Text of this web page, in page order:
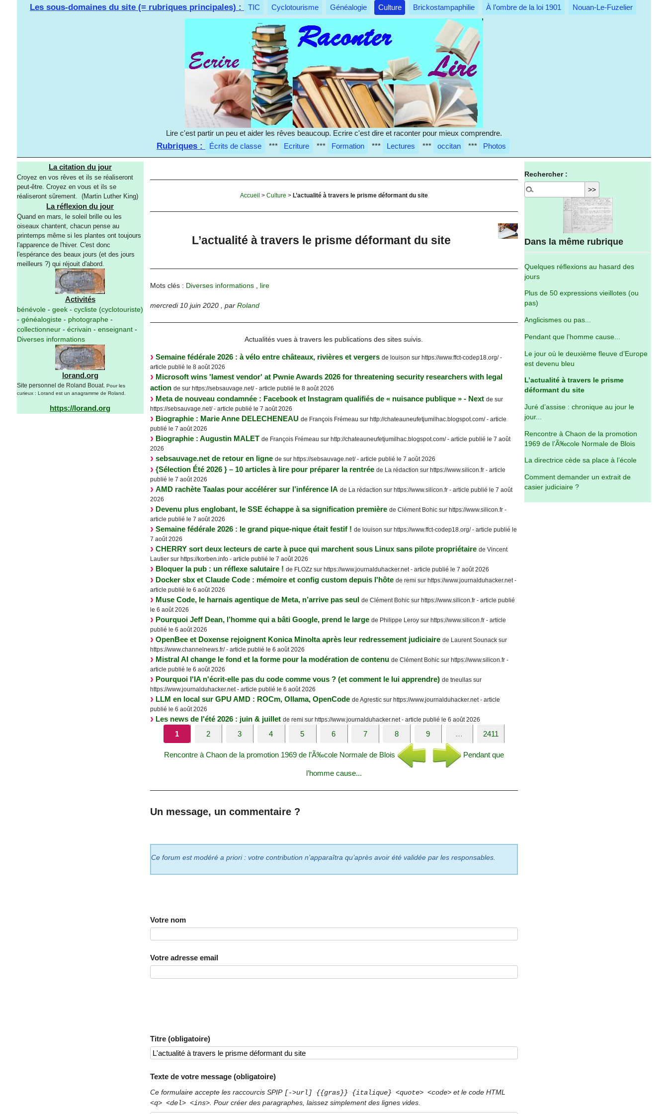
Les sous-domaines du site (= rubriques principales) : TIC Cyclotourisme Généalogie Culture Brickostampaphilie À l’ombre de la loi 1901 Nouan-Le-Fuzelier
Lire c'est partir un peu et aider les rêves beaucoup. Ecrire c'est dire et raconter pour mieux comprendre.
Rubriques : Écrits de classe *** Ecriture *** Formation *** Lectures *** occitan *** Photos
La citation du jour
Croyez en vos rêves et ils se réaliseront
peut-être. Croyez en vous et ils se
réaliseront sûrement. (Martin Luther King)
La réflexion du jour
Quand en mars, le soleil brille ou les
oiseaux chantent, chacun pense au
printemps même si les plantes ont toujours
l'apparence de l'hiver. C'est donc
l'espérance des beaux jours (et des jours
meilleurs ?) qui réjouit d'abord.
Activités
bénévole- geek- cycliste (cyclotouriste)
- généalogiste- photographe-
collectionneur- écrivain - enseignant-
Diverses informations
lorand.org
Site personnel de Roland Bouat. Pour les
curieux : Lorand est un anagramme de Roland.
https://lorand.org
Accueil > Culture > L’actualité à travers le prisme déformant du site
L’actualité à travers le prisme déformant du site
Mots clés : Diverses informations, lire
mercredi 10 juin 2020 , par Roland
Actualités vues à travers les publications des sites suivis.
Semaine fédérale 2026 : à vélo entre châteaux, rivières et vergers de louison sur https://www.ffct-codep18.org/ -
article publié le 8 août 2026
Microsoft wins 'lamest vendor' at Pwnie Awards 2026 for threatening security researchers with legal
action de sur https://sebsauvage.net/ - article publié le 8 août 2026
Meta de nouveau condamnée : Facebook et Instagram qualifiés de « nuisance publique » - Next de sur
https://sebsauvage.net/ - article publié le 7 août 2026
Biographie : Marie Anne DELECHENEAU de François Frémeau sur http://chateauneufetjumilhac.blogspot.com/ - article
publié le 7 août 2026
Biographie : Augustin MALET de François Frémeau sur http://chateauneufetjumilhac.blogspot.com/ - article publié le 7 août
2026
sebsauvage.net de retour en ligne de sur https://sebsauvage.net/ - article publié le 7 août 2026
{Sélection Été 2026 } – 10 articles à lire pour préparer la rentrée de La rédaction sur https://www.silicon.fr - article
publié le 7 août 2026
AMD rachète Taalas pour accélérer sur l’inférence IA de La rédaction sur https://www.silicon.fr - article publié le 7 août
2026
Devenu plus englobant, le SSE échappe à sa signification première de Clément Bohic sur https://www.silicon.fr -
article publié le 7 août 2026
Semaine fédérale 2026 : le grand pique-nique était festif ! de louison sur https://www.ffct-codep18.org/ - article publié le
7 août 2026
CHERRY sort deux lecteurs de carte à puce qui marchent sous Linux sans pilote propriétaire de Vincent
Lautier sur https://korben.info - article publié le 7 août 2026
Bloquer la pub : un réflexe salutaire ! de FLOZz sur https://www.journalduhacker.net - article publié le 7 août 2026
Docker sbx et Claude Code : mémoire et config custom depuis l'hôte de remi sur https://www.journalduhacker.net -
article publié le 6 août 2026
Muse Code, le harnais agentique de Meta, n’arrive pas seul de Clément Bohic sur https://www.silicon.fr - article publié
le 6 août 2026
Pourquoi Jeff Dean, l’homme qui a bâti Google, prend le large de Philippe Leroy sur https://www.silicon.fr - article
publié le 6 août 2026
OpenBee et Doxense rejoignent Konica Minolta après leur redressement judiciaire de Laurent Sounack sur
https://www.channelnews.fr/ - article publié le 6 août 2026
Mistral AI change le fond et la forme pour la modération de contenu de Clément Bohic sur https://www.silicon.fr -
article publié le 6 août 2026
Pourquoi l'IA n'écrit-elle pas du code comme vous ? (et comment le lui apprendre) de tneullas sur
https://www.journalduhacker.net - article publié le 6 août 2026
LLM en local sur GPU AMD : ROCm, Ollama, OpenCode de Agrestic sur https://www.journalduhacker.net - article
publié le 6 août 2026
Les news de l'été 2026 : juin & juillet de remi sur https://www.journalduhacker.net - article publié le 6 août 2026
1 2 3 4 5 6 7 8 9 … 2411
Rencontre à Chaon de la promotion 1969 de l’Ã‰cole Normale de Blois Pendant que
l’homme cause...
Un message, un commentaire ?
Ce forum est modéré a priori : votre contribution n’apparaîtra qu’après avoir été validée par les responsables.
Votre nom
Votre adresse email
Titre (obligatoire)
Texte de votre message (obligatoire)
Ce formulaire accepte les raccourcis SPIP [->url] {{gras}} {italique} <quote> <code>et le code HTML
<q> <del> <ins>. Pour créer des paragraphes, laissez simplement des lignes vides.
Rechercher :
Dans la même rubrique
Quelques réflexions au hasard des
jours
Plus de 50 expressions vieillotes (ou
pas)
Anglicismes ou pas...
Pendant que l’homme cause...
Le jour où le deuxième fleuve d’Europe
est devenu bleu
L’actualité à travers le prisme
déformant du site
Juré d’assise : chronique au jour le
jour...
Rencontre à Chaon de la promotion
1969 de l’Ã‰cole Normale de Blois
La directrice cède sa place à l’école
Comment demander un extrait de
casier judiciaire ?